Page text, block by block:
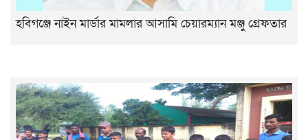
হবিগঞ্জে নাইন মার্ডার মামলার আসামি চেয়ারম্যান মঞ্জু গ্রেফতার